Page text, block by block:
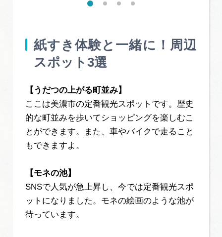
紙すき体験と一緒に！周辺
スポット3選
【うだつの上がる町並み】
ここは美濃市の定番観光スポットです。歴史
的な町並みを歩いてショッピングを楽しむこ
とができます。また、車やバイクで走ること
もできますよ。
【モネの池】
SNSで人気が急上昇し、今では定番観光スポ
ットになりました。モネの絵画のような池が
待っています。